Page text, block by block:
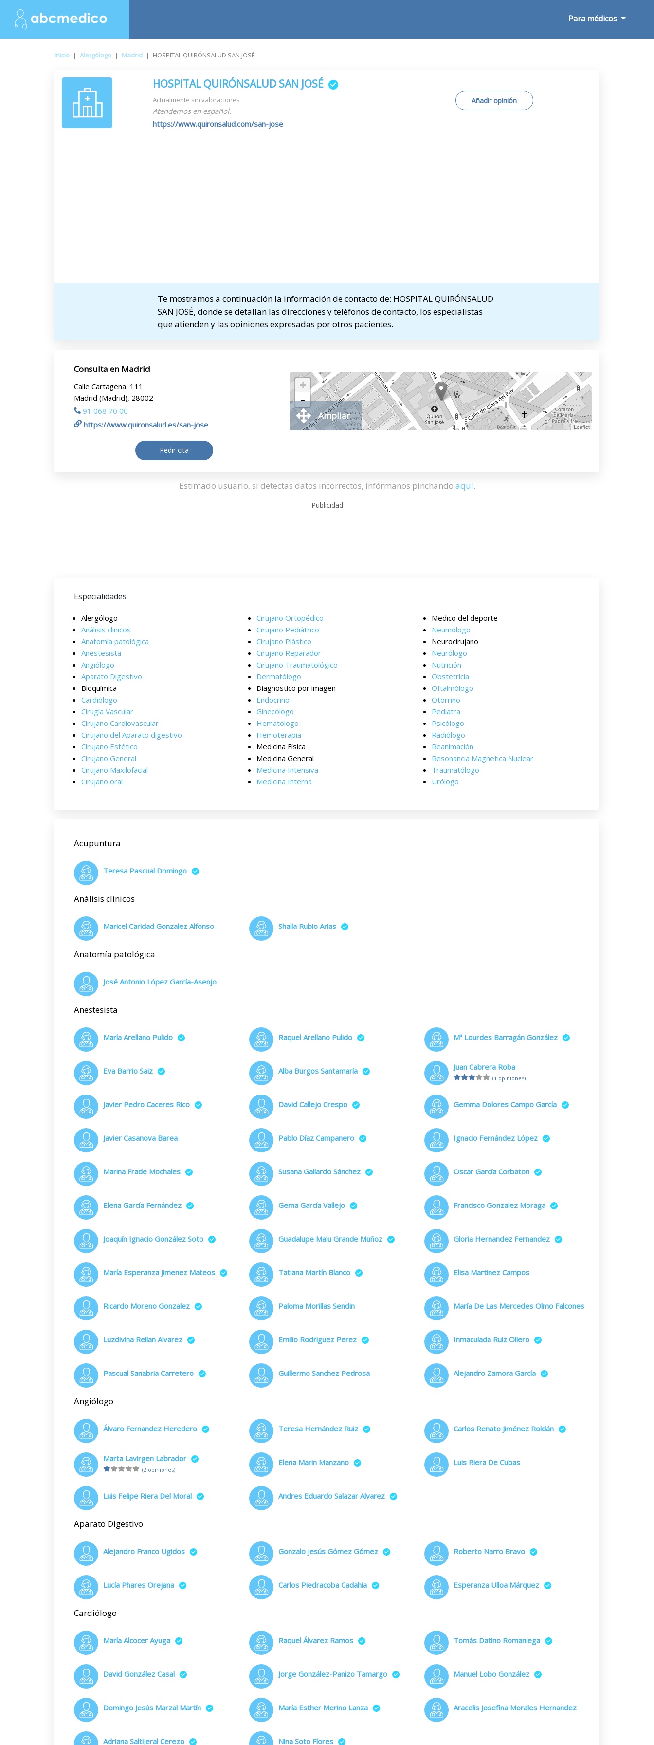
Para médicos
Inicio | Alergólogo | Madrid | HOSPITAL QUIRÓNSALUD SAN JOSÉ
HOSPITAL QUIRÓNSALUD SAN JOSÉ
Actualmente sin valoraciones
Atendemos en español.
https://www.quironsalud.com/san-jose
Añadir opinión
Te mostramos a continuación la información de contacto de: HOSPITAL QUIRÓNSALUD
SAN JOSÉ, donde se detallan las direcciones y teléfonos de contacto, los especialistas
que atienden y las opiniones expresadas por otros pacientes.
Consulta en Madrid
Calle Cartagena, 111
Madrid (Madrid), 28002
91 068 70 00
https://www.quironsalud.es/san-jose
Pedir cita
+
-
Leaflet
Ampliar
Estimado usuario, si detectas datos incorrectos, infórmanos pinchando aquí.
Publicidad
Especialidades
Alergólogo
Análisis clinicos
Anatomía patológica
Anestesista
Angiólogo
Aparato Digestivo
Bioquímica
Cardiólogo
Cirugía Vascular
Cirujano Cardiovascular
Cirujano del Aparato digestivo
Cirujano Estético
Cirujano General
Cirujano Maxilofacial
Cirujano oral
Cirujano Ortopédico
Cirujano Pediátrico
Cirujano Plástico
Cirujano Reparador
Cirujano Traumatológico
Dermatólogo
Diagnostico por imagen
Endocrino
Ginecólogo
Hematólogo
Hemoterapia
Medicina Física
Medicina General
Medicina Intensiva
Medicina Interna
Medico del deporte
Neumólogo
Neurocirujano
Neurólogo
Nutrición
Obstetricia
Oftalmólogo
Otorrino
Pediatra
Psicólogo
Radiólogo
Reanimación
Resonancia Magnetica Nuclear
Traumatólogo
Urólogo
Acupuntura
Teresa Pascual Domingo
Análisis clinicos
Maricel Caridad Gonzalez Alfonso Shaila Rubio Arias
Anatomía patológica
José Antonio López García-Asenjo
Anestesista
María Arellano Pulido Raquel Arellano Pulido Mª Lourdes Barragán González
Eva Barrio Saiz Alba Burgos Santamaría Juan Cabrera Roba
(1 opiniones)
Javier Pedro Caceres Rico David Callejo Crespo Gemma Dolores Campo García
Javier Casanova Barea Pablo Díaz Campanero Ignacio Fernández López
Marina Frade Mochales Susana Gallardo Sánchez Oscar García Corbaton
Elena García Fernández Gema García Vallejo Francisco Gonzalez Moraga
Joaquín Ignacio González Soto Guadalupe Malu Grande Muñoz Gloria Hernandez Fernandez
María Esperanza Jimenez Mateos Tatiana Martín Blanco Elisa Martinez Campos
Ricardo Moreno Gonzalez Paloma Morillas Sendin María De Las Mercedes Olmo Falcones
Luzdivina Rellan Alvarez Emilio Rodriguez Perez Inmaculada Ruiz Ollero
Pascual Sanabria Carretero Guillermo Sanchez Pedrosa Alejandro Zamora García
Angiólogo
Álvaro Fernandez Heredero Teresa Hernández Ruiz Carlos Renato Jiménez Roldán
Marta Lavirgen Labrador
(2 opiniones)
Elena Marin Manzano Luis Riera De Cubas
Luis Felipe Riera Del Moral Andres Eduardo Salazar Alvarez
Aparato Digestivo
Alejandro Franco Ugidos Gonzalo Jesús Gómez Gómez Roberto Narro Bravo
Lucía Phares Orejana Carlos Piedracoba Cadahía Esperanza Ulloa Márquez
Cardiólogo
María Alcocer Ayuga Raquel Álvarez Ramos Tomás Datino Romaniega
David González Casal Jorge González-Panizo Tamargo Manuel Lobo González
Domingo Jesús Marzal Martín María Esther Merino Lanza Aracelis Josefina Morales Hernandez
Adriana Saltijeral Cerezo Nina Soto Flores